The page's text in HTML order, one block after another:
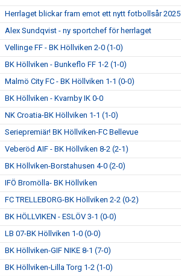
Herrlaget blickar fram emot ett nytt fotbollsår 2025
Alex Sundqvist - ny sportchef för herrlaget
Vellinge FF - BK Höllviken 2-0 (1-0)
BK Höllviken - Bunkeflo FF 1-2 (1-0)
Malmö City FC - BK Höllviken 1-1 (0-0)
BK Höllviken - Kvarnby IK 0-0
NK Croatia-BK Höllviken 1-1 (1-0)
Seriepremiär! BK Höllviken-FC Bellevue
Veberöd AIF - BK Höllviken 8-2 (2-1)
BK Höllviken-Borstahusen 4-0 (2-0)
IFÖ Bromölla- BK Höllviken
FC TRELLEBORG-BK Höllviken 2-2 (0-2)
BK HÖLLVIKEN - ESLÖV 3-1 (0-0)
LB 07-BK Höllviken 1-0 (0-0)
BK Höllviken-GIF NIKE 8-1 (7-0)
BK Höllviken-Lilla Torg 1-2 (1-0)